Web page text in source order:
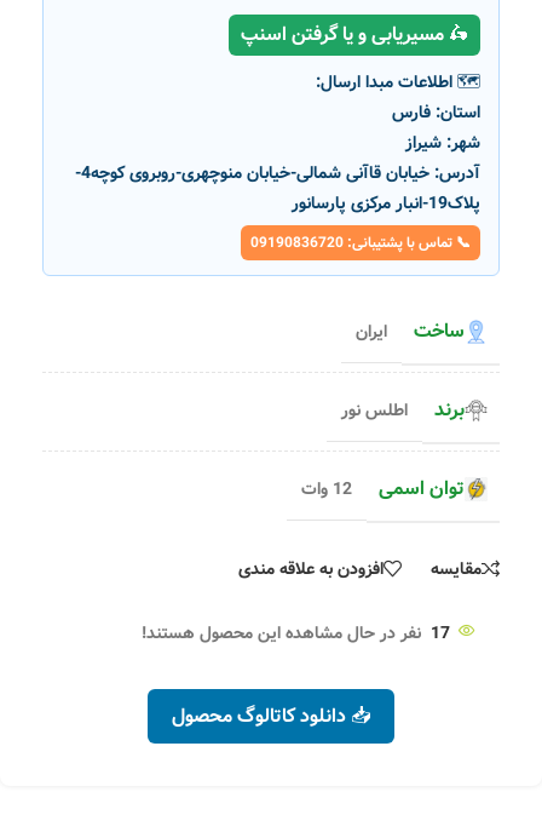
🛵 مسیریابی و یا گرفتن اسنپ
🗺️ اطلاعات مبدا ارسال:
استان: فارس
شهر: شیراز
آدرس:
خیابان قاآنی شمالی-خیابان منوچهری-روبروی کوچه4-
پلاک19-انبار مرکزی پارسانور
📞 تماس با پشتیبانی: 09190836720
ساخت ایران
برند اطلس نور
توان اسمی 12 وات
مقایسه افزودن به علاقه مندی
17 نفر در حال مشاهده این محصول هستند!
📥 دانلود کاتالوگ محصول